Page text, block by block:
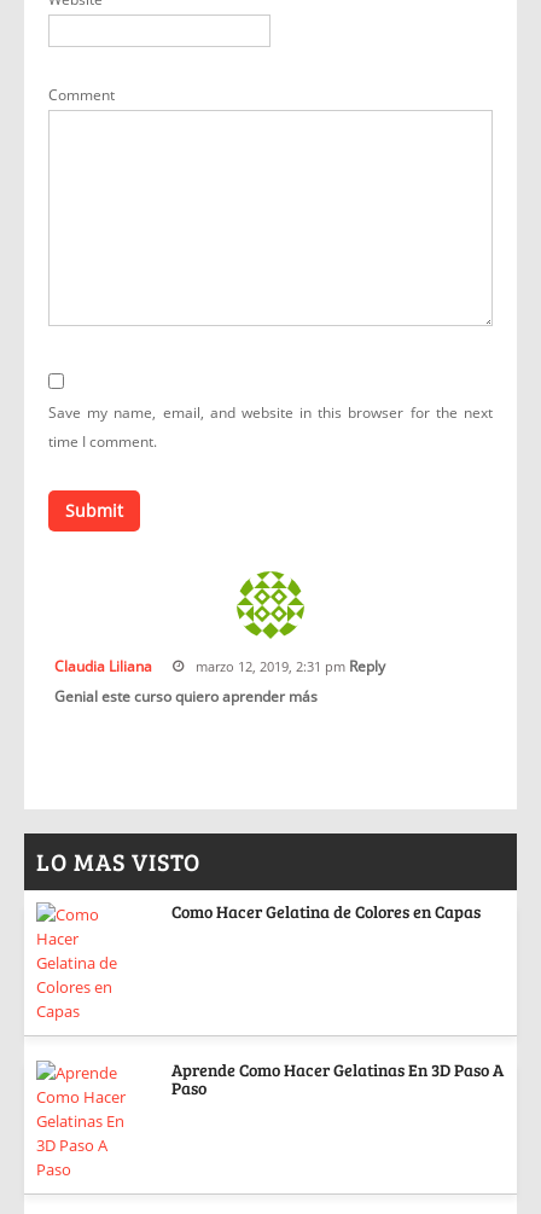
Comment
Save my name, email, and website in this browser for the next
time I comment.
Claudia Liliana marzo 12, 2019, 2:31 pm Reply
Genial este curso quiero aprender más
LO MAS VISTO
Como Hacer Gelatina de Colores en Capas
Aprende Como Hacer Gelatinas En 3D Paso A
Paso